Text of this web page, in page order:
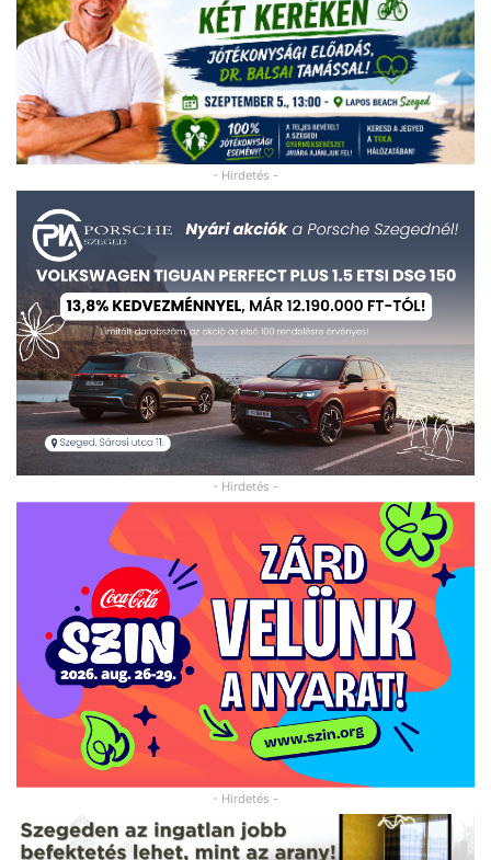
- Hirdetés -
- Hirdetés -
- Hirdetés -